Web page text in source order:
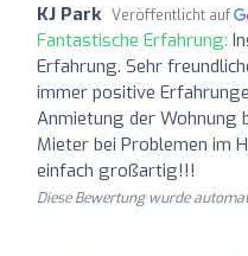
KJ Park Veröffentlicht auf
Fantastische Erfahrung:
Erfahrung. Sehr
immer positive
Anmietung der
Mieter bei Problemen im
einfach großartig!!!
Diese Bewertung wurde